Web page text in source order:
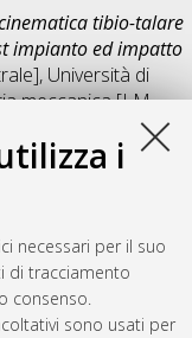
i
necessari per il suo
di tracciamento
consenso.
sono usati per
tibio-talare
impianto ed impatto
Università di
meccanica [LM-
(